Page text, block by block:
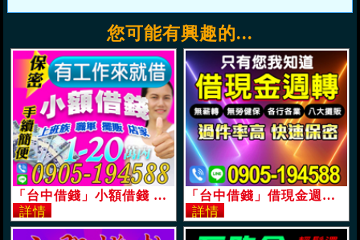
您可能有興趣的...
「台中借錢」小額借錢 有工作來就借 | 1-20萬手續簡便保密 上班族職軍攤販店家週轉好幫手「即樂貸」 「台中借錢」借現金週轉，過件率高快速保密，無薪轉無勞健保，各行各業八大攤販「即樂貸」